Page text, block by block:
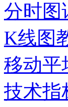
分时图
K线图
移动平
技术指